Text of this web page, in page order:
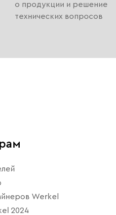
о продукции и решение
технических вопросов
Werkel
2024